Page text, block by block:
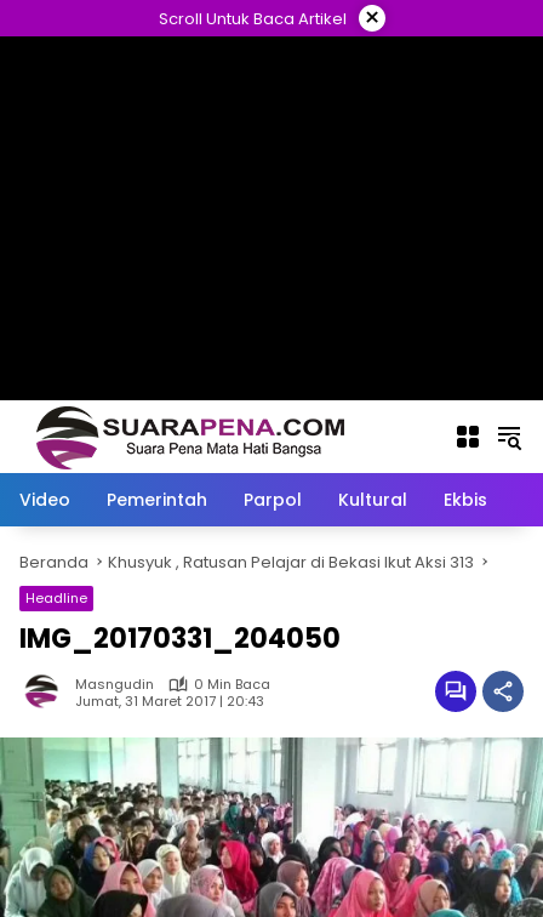
ke
Scroll Untuk Baca Artikel ×
Video Pemerintah Parpol Kultural Ekbis
Beranda Khusyuk , Ratusan Pelajar di Bekasi Ikut Aksi 313
Headline
IMG_20170331_204050
Masngudin
0 Min Baca
Jumat, 31 Maret 2017 | 20:43